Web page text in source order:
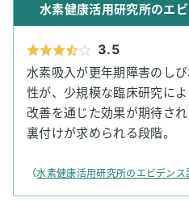
水素健康活用研究所のエ
3.5
水素吸入が更年期障害のし
性が、少規模な臨床研究に
改善を通じた効果が期待さ
裏付けが求められる段階。
（水素健康活用研究所のエビデンス